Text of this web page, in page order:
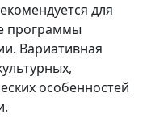
для
программы
Вариативная
особенностей